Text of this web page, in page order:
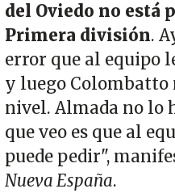
del Oviedo no está
Primera división.
error que al equipo
y luego Colombatto
nivel. Almada no lo
que veo es que al
puede pedir",
Nueva España.